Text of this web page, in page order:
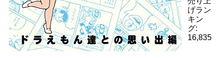
げラン
キン
グ:
16,835